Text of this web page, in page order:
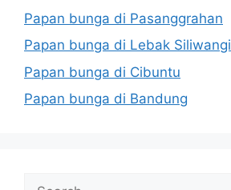
Papan bunga di Pasanggrahan
Papan bunga di Lebak Siliwangi
Papan bunga di Cibuntu
Papan bunga di Bandung
Search